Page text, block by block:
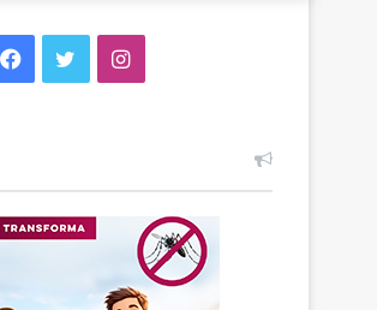
Facebook
TwitterInstagram